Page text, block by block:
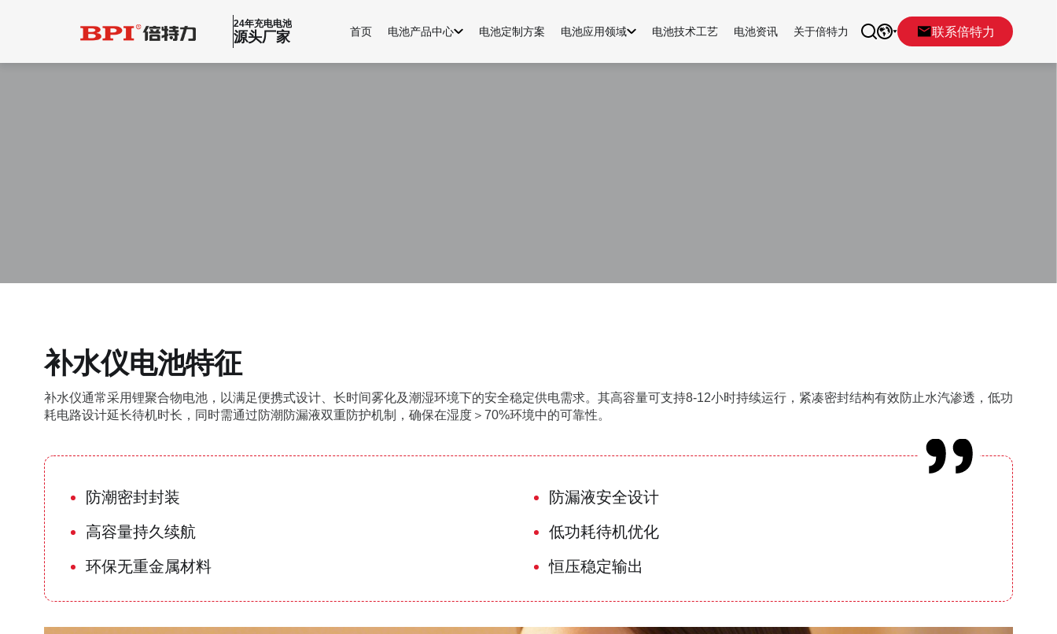
24年充电电池
源头厂家 首页 电池产品中心 电池定制方案 电池应用领域 电池技术工艺 电池资讯 关于倍特力 联系倍特力
补水仪电池特征
补水仪通常采用锂聚合物电池，以满足便携式设计、长时间雾化及潮湿环境下的安全稳定供电需求。其高容量可支持8-12小时持续运行，紧凑密封结构有效防止水汽渗透，低功
耗电路设计延长待机时长，同时需通过防潮防漏液双重防护机制，确保在湿度＞70%环境中的可靠性。
防潮密封封装
防漏液安全设计
高容量持久续航
低功耗待机优化
环保无重金属材料
恒压稳定输出